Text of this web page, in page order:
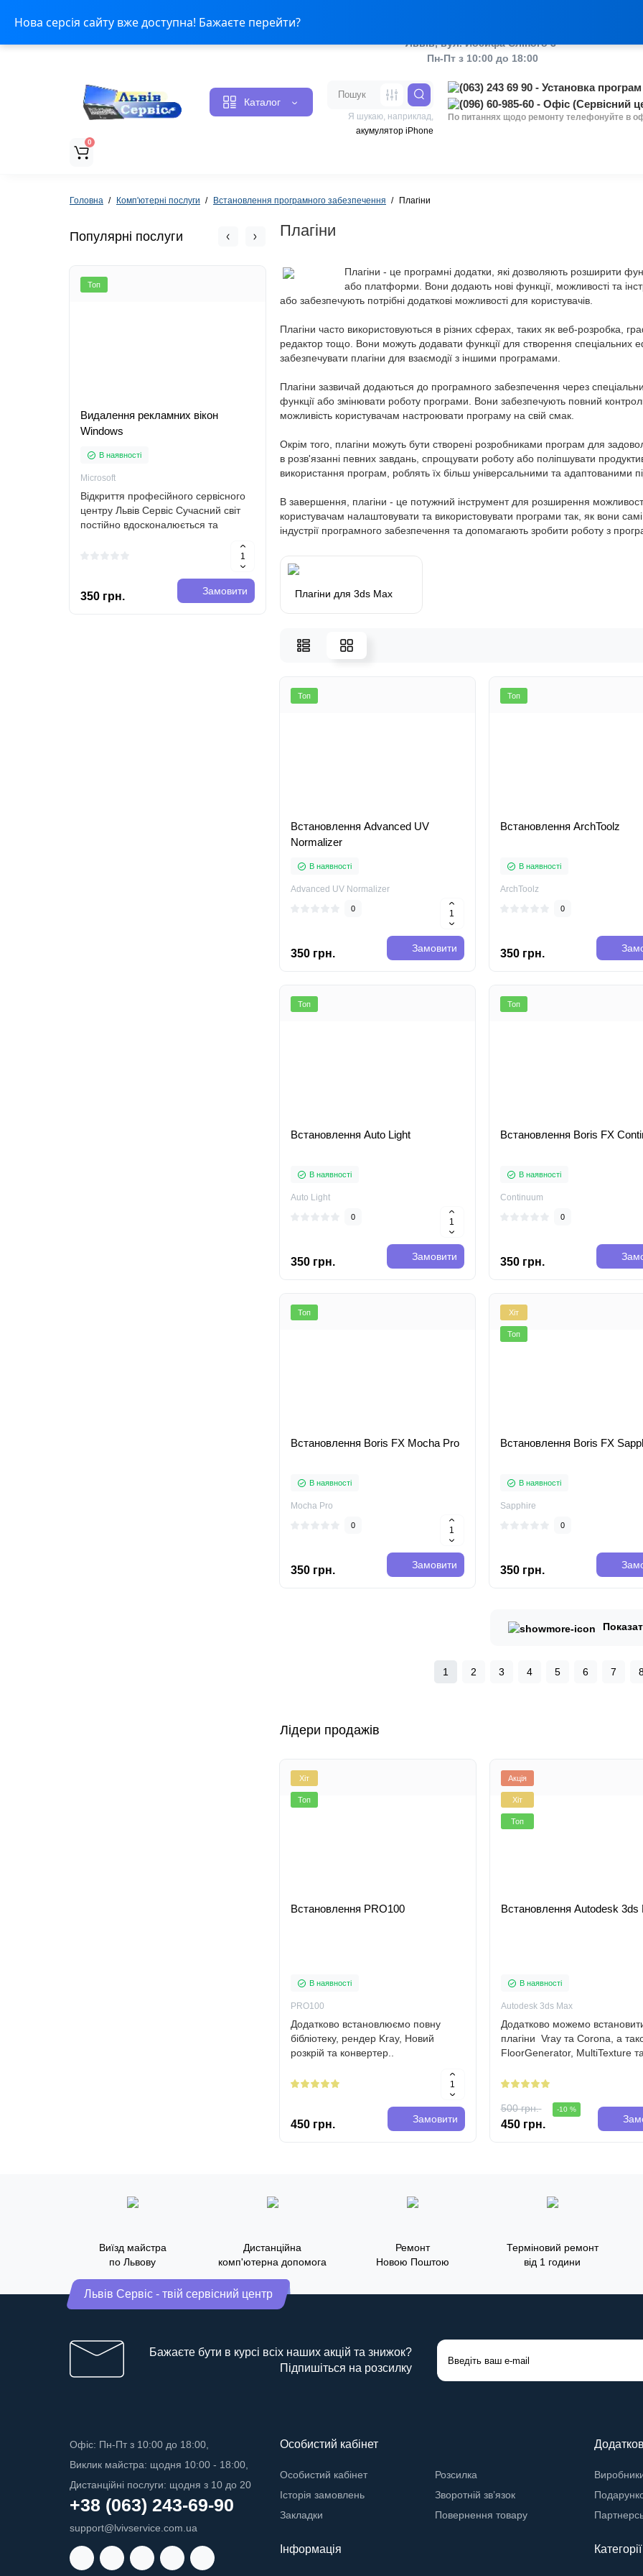
Нова серсія сайту вже доступна! Бажаєте перейти?
Каталог
Львів, вул. Йосифа Сліпого 3
Пн-Пт з 10:00 до 18:00
По питаннях щодо ремонту телефонуйте в
Я шукаю, наприклад,
акумулятор iPhone
0
Головна Комп'ютерні послуги Встановлення програмного забезпечення Плагіни
Популярні послуги
Топ
Видалення рекламних вікон
Windows
В наявності
Microsoft
Відкриття професійного сервісного
центру Львів Сервіс Сучасний світ
постійно вдосконалюється та
забезпечення роботи багатьох сфер
350 грн. Замовити
Налаштування Google Drive
В наявності
LvivService
Львів Сервіс - наші переваги над
іншими сервісними центрами
Прийнято вважати, що
Налаштування Google Drive - це
працювати з веб-сервісами. Взагалі,
300 грн.
Топ
Віддалене налаштування
В наявності
LvivService
Віддалене налаштування
стало досить популярним
користувачів комп’ютерів
часом. За допомогою цієї
Плагіни
Плагіни - це програмні додатки, які дозволяють розширити
або платформи. Вони додають нові функції, можливості та
або забезпечують потрібні додаткові можливості для користувачів.
Плагіни часто використовуються в різних сферах, таких як веб-розробка,
редактор тощо. Вони можуть додавати функції для створення спеціальних
забезпечувати плагіни для взаємодії з іншими програмами.
Плагіни зазвичай додаються до програмного забезпечення через
функції або змінювати роботу програми. Вони забезпечують повний
можливість користувачам настроювати програму на свій смак.
Окрім того, плагіни можуть бути створені розробниками програм для
в розв'язанні певних завдань, спрощувати роботу або поліпшувати
використання програм, роблять їх більш універсальними та адаптованими
В завершення, плагіни - це потужний інструмент для розширення
користувачам налаштовувати та використовувати програми так, як вони
індустрії програмного забезпечення та допомагають зробити роботу з
Плагіни для 3ds Max
Топ
Встановлення Advanced UV
Normalizer
В наявності
Advanced UV Normalizer
0
350 грн. Замовити
Топ
Встановлення ArchToolz
В наявності
ArchToolz
0
350 грн.
Топ
Встановлення Auto Light
В наявності
Auto Light
0
350 грн. Замовити
Топ
Встановлення Boris FX
В наявності
Continuum
0
350 грн.
Топ
Встановлення Boris FX Mocha Pro
В наявності
Mocha Pro
0
350 грн. Замовити
Хіт
Топ
Встановлення Boris FX
В наявності
Sapphire
0
350 грн.
1 2 3 4 5 6 7
Лідери продажів
Хіт
Топ
Встановлення PRO100
В наявності
PRO100
Додатково встановлюємо повну
бібліотеку, рендер Kray, Новий
розкрій та конвертер..
450 грн. Замовити
Акція
Хіт
Топ
Встановлення Autodesk 3ds
В наявності
Autodesk 3ds Max
Додатково можемо
плагіни Vray та Corona, а
FloorGenerator, MultiTexture та
дистанційно..
500 грн. -10 %
450 грн.
Виїзд майстра
по Львову
Дистанційна
комп'ютерна допомога
Ремонт
Новою Поштою
Терміновий ремонт
від 1 години
Львів Сервіс - твій сервісний центр
Бажаєте бути в курсі всіх наших акцій та знижок?
Підпишіться на розсилку
Офіс: Пн-Пт з 10:00 до 18:00,
Виклик майстра: щодня 10:00 - 18:00,
Дистанційні послуги: щодня з 10 до 20
+38 (063) 243-69-90
support@lvivservice.com.ua
Особистий кабінет
Особистий кабінет
Історія замовлень
Закладки
Розсилка
Зворотній зв’язок
Повернення товару
Інформація Категорії